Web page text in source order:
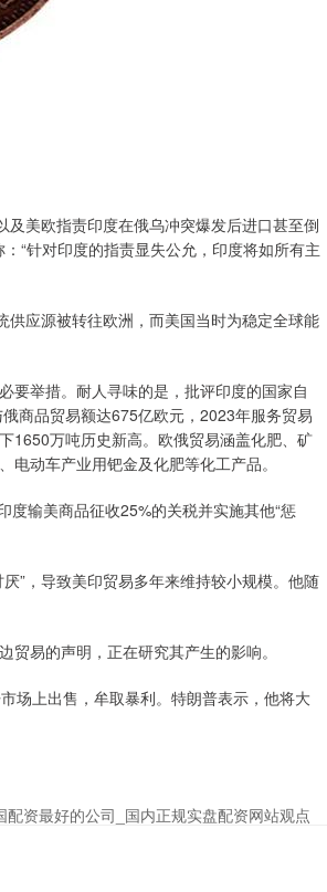
美欧指责印度在俄乌冲突爆发后进口甚至倒
“针对印度的指责显失公允，印度将如所有主
应源被转往欧洲，而美国当时为稳定全球能
举措。耐人寻味的是，批评印度的国家自
商品贸易额达675亿欧元，2023年服务贸易
1650万吨历史新高。欧俄贸易涵盖化肥、矿
动车产业用钯金及化肥等化工产品。
输美商品征收25%的关税并实施其他“惩
”，导致美印贸易多年来维持较小规模。他随
易的声明，正在研究其产生的影响。
上出售，牟取暴利。特朗普表示，他将大
资最好的公司_国内正规实盘配资网站观点